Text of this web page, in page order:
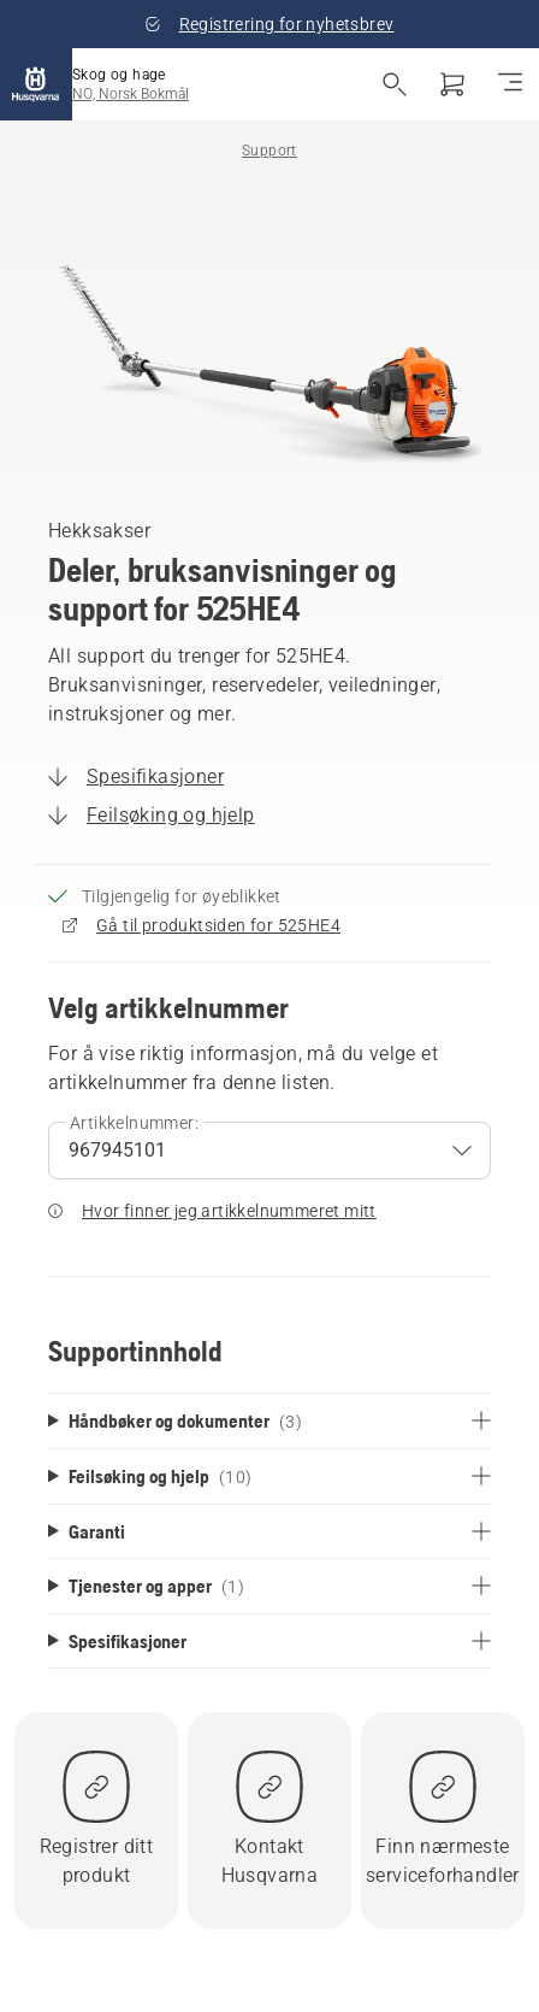
Registrering for nyhetsbrev
Skog og hage
NO, Norsk Bokmål
Support
Hekksakser
Deler, bruksanvisninger og
support for 525HE4
All support du trenger for 525HE4.
Bruksanvisninger, reservedeler, veiledninger,
instruksjoner og mer.
Spesifikasjoner
Feilsøking og hjelp
Tilgjengelig for øyeblikket
Gå til produktsiden for 525HE4
Velg artikkelnummer
For å vise riktig informasjon, må du velge et
artikkelnummer fra denne listen.
Artikkelnummer:
Hvor finner jeg artikkelnummeret mitt
Supportinnhold
Håndbøker og dokumenter (3)
Feilsøking og hjelp (10)
Garanti
Tjenester og apper (1)
Spesifikasjoner
Registrer ditt
produkt
Kontakt
Husqvarna
Finn nærmeste
serviceforhandler